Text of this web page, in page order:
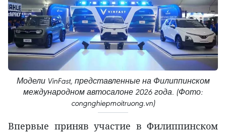
Модели VinFast, представленные на Филиппинском
международном автосалоне 2026 года. (Фото:
congnghiepmoitruong.vn)
Впервые приняв участие в Филиппинском